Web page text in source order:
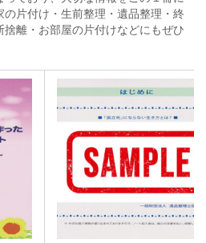
の片付け・生前整理・遺品整理・終
離・お部屋の片付けなどにもぜひ